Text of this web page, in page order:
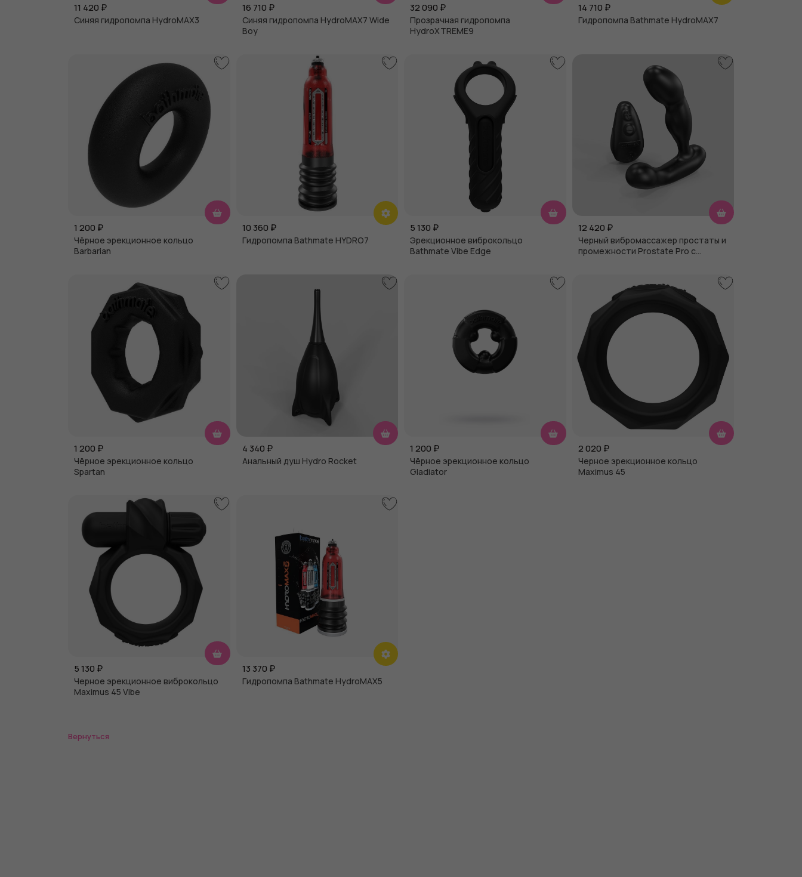
11 420 ₽
Синяя гидропомпа HydroMAX3
16 710 ₽
Синяя гидропомпа HydroMAX7 Wide
Boy
32 090 ₽
Прозрачная гидропомпа
HydroXTREME9
14 710 ₽
Гидропомпа Bathmate HydroMAX7
1 200 ₽
Чёрное эрекционное кольцо
Barbarian
10 360 ₽
Гидропомпа Bathmate HYDRO7
5 130 ₽
Эрекционное виброкольцо
Bathmate Vibe Edge
12 420 ₽
Черный вибромассажер простаты и
промежности Prostate Pro с
1 200 ₽
Чёрное эрекционное кольцо
Spartan
4 340 ₽
Анальный душ Hydro Rocket
1 200 ₽
Чёрное эрекционное кольцо
Gladiator
2 020 ₽
Черное эрекционное кольцо
Maximus 45
5 130 ₽
Черное эрекционное виброкольцо
Maximus 45 Vibe
13 370 ₽
Гидропомпа Bathmate HydroMAX5
Вернуться